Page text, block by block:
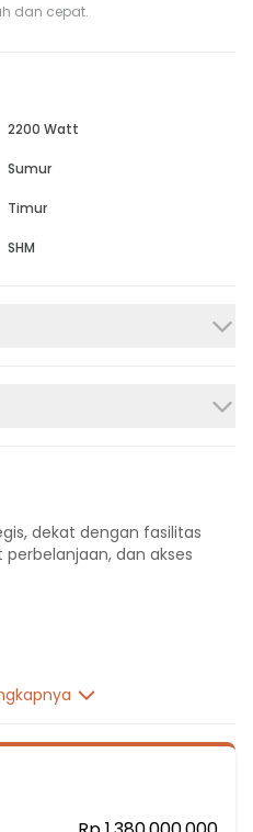
dan cepat.
2200 Watt
Sumur
Timur
SHM
dekat dengan fasilitas
dan akses